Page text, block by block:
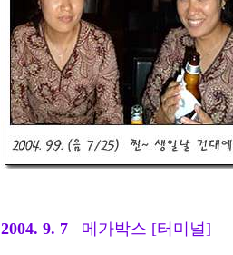
2004. 9. 7 메가박스 [터미널]